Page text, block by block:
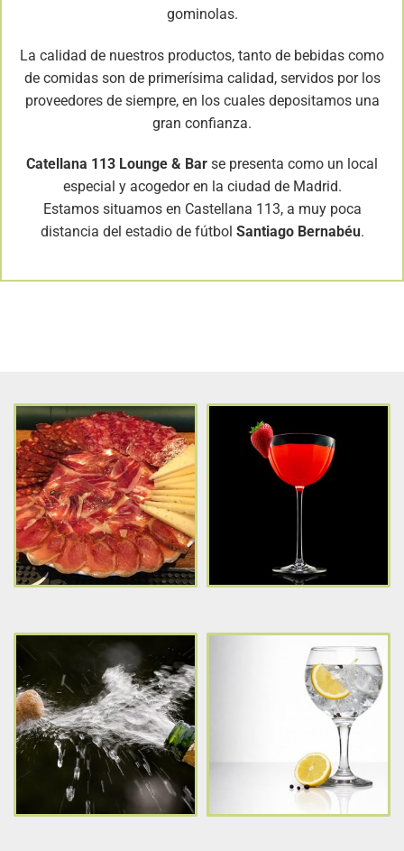
gominolas.
La calidad de nuestros productos, tanto de bebidas como
de comidas son de primerísima calidad, servidos por los
proveedores de siempre, en los cuales depositamos una
gran confianza.
Catellana 113 Lounge & Bar se presenta como un local
especial y acogedor en la ciudad de Madrid.
Estamos situamos en Castellana 113, a muy poca
distancia del estadio de fútbol Santiago Bernabéu.